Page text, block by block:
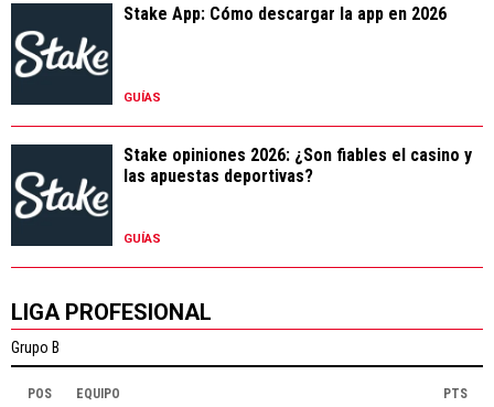
Stake App: Cómo descargar la app en 2026
GUÍAS
Stake opiniones 2026: ¿Son fiables el casino y
las apuestas deportivas?
GUÍAS
LIGA PROFESIONAL